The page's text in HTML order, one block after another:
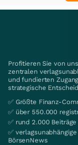
Profitieren Sie von
zentralen
und fundierten
strategische
✅ Größte Finanz-
✅ über 550.000
✅ rund 2.000 Beiträge
✅
BörsenNews